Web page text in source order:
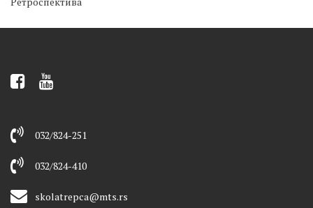
032/824-251
032/824-410
skolatrepca@mts.rs